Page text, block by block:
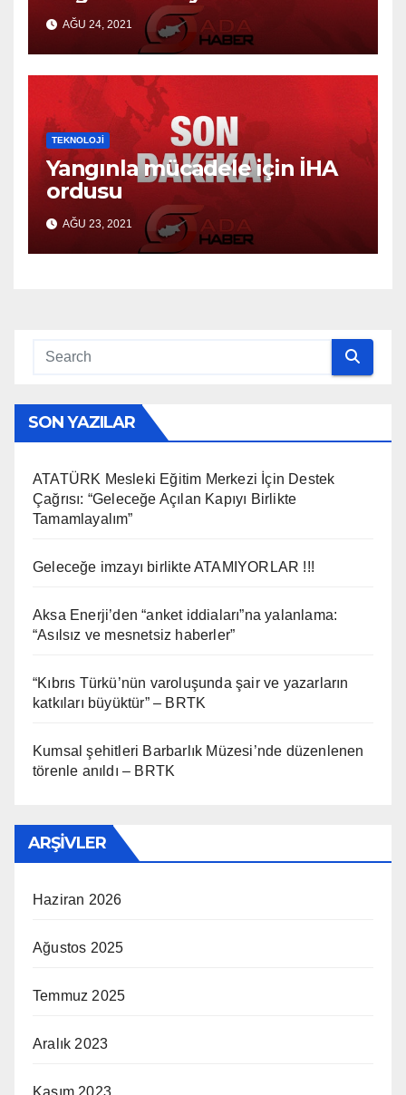
AĞU 24, 2021
TEKNOLOJI
Yangınla mücadele için İHA
ordusu
AĞU 23, 2021
SON YAZILAR
ATATÜRK Mesleki Eğitim Merkezi İçin Destek
Çağrısı: “Geleceğe Açılan Kapıyı Birlikte
Tamamlayalım”
Geleceğe imzayı birlikte ATAMIYORLAR !!!
Aksa Enerji’den “anket iddiaları”na yalanlama:
“Asılsız ve mesnetsiz haberler”
“Kıbrıs Türkü’nün varoluşunda şair ve yazarların
katkıları büyüktür” – BRTK
Kumsal şehitleri Barbarlık Müzesi’nde düzenlenen
törenle anıldı – BRTK
ARŞIVLER
Haziran 2026
Ağustos 2025
Temmuz 2025
Aralık 2023
Kasım 2023